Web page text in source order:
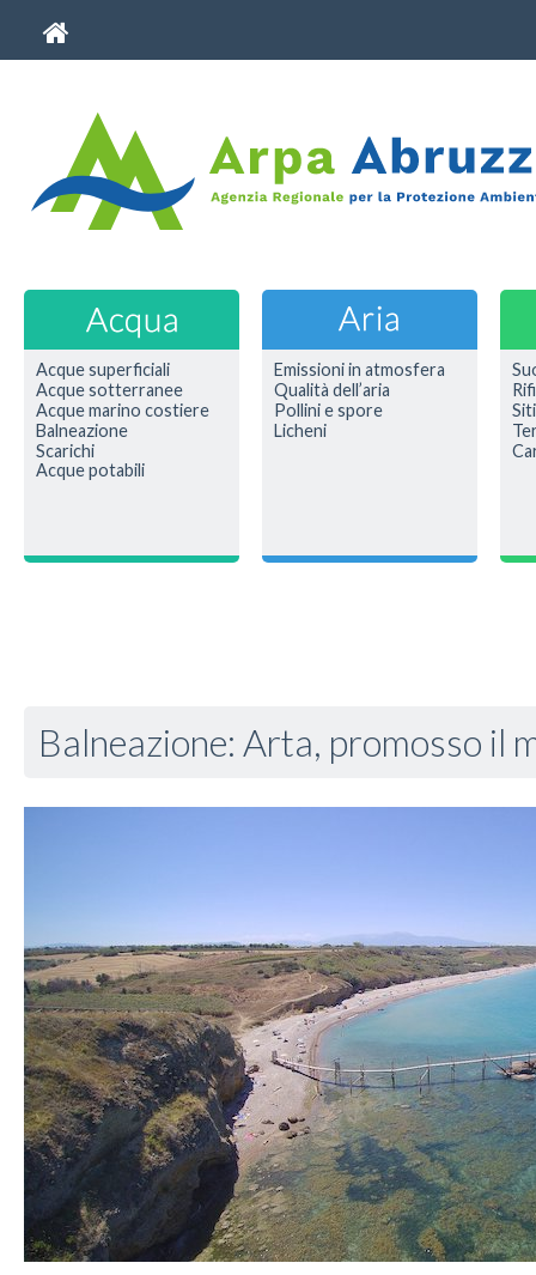
Acque superficiali
Acque sotterranee
Acque marino costiere
Balneazione
Scarichi
Acque potabili
Emissioni in atmosfera
Qualità dell’aria
Pollini e spore
Licheni
Balneazione: Arta, promosso il